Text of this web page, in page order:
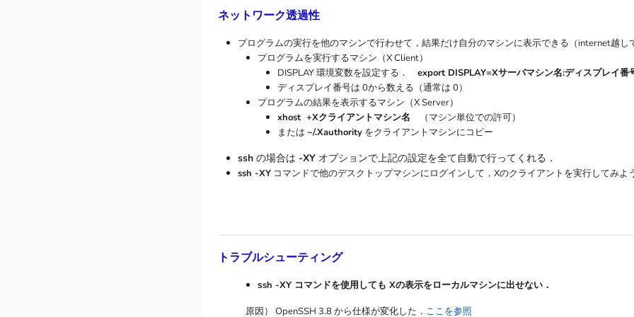
ネットワーク透過性
プログラムの実行を他のマシンで行わせて，結果だけ自分のマシンに表示できる（internet越し
プログラムを実行するマシン（X Client）
DISPLAY 環境変数を設定する． export DISPLAY=Xサーバマシン名:ディスプレイ番
ディスプレイ番号は 0から数える（通常は 0）
プログラムの結果を表示するマシン（X Server）
xhost +Xクライアントマシン名 （マシン単位での許可）
または ~/.Xauthority をクライアントマシンにコピー
ssh の場合は -XY オプションで上記の設定を全て自動で行ってくれる．
ssh -XY コマンドで他のデスクトップマシンにログインして，Xのクライアントを実行してみよ
トラブルシューティング
ssh -XY コマンドを使用しても Xの表示をローカルマシンに出せない．
原因） OpenSSH 3.8 から仕様が変化した． ここを参照